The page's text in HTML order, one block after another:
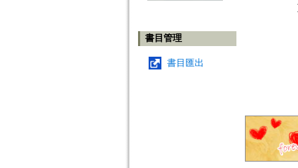
書目管理
書目匯出